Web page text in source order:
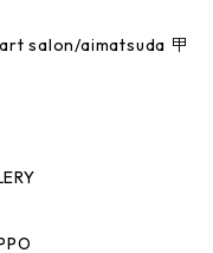
salon/aimatsuda 甲